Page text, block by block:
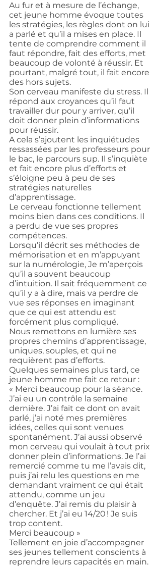
Au fur et à mesure de l’échange,
cet jeune homme évoque toutes
les stratégies, les règles dont on lui
a parlé et qu’il a mises en place. Il
tente de comprendre comment il
faut répondre, fait des efforts, met
beaucoup de volonté à réussir. Et
pourtant, malgré tout, il fait encore
des hors sujets.
Son cerveau manifeste du stress. Il
répond aux croyances qu’il faut
travailler dur pour y arriver, qu’il
doit donner plein d’informations
pour réussir.
A cela s’ajoutent les inquiétudes
ressassées par les professeurs pour
le bac, le parcours sup. Il s’inquiète
et fait encore plus d’efforts et
s’éloigne peu à peu de ses
stratégies naturelles
d’apprentissage.
Le cerveau fonctionne tellement
moins bien dans ces conditions. Il
a perdu de vue ses propres
compétences.
Lorsqu’il décrit ses méthodes de
mémorisation et en m’appuyant
sur la numérologie, Je m’aperçois
qu’il a souvent beaucoup
d’intuition. Il sait fréquemment ce
qu’il y a à dire, mais va perdre de
vue ses réponses en imaginant
que ce qui est attendu est
forcément plus compliqué.
Nous remettons en lumière ses
propres chemins d’apprentissage,
uniques, souples, et qui ne
requièrent pas d’efforts.
Quelques semaines plus tard, ce
jeune homme me fait ce retour :
« Merci beaucoup pour la séance.
J’ai eu un contrôle la semaine
dernière. J’ai fait ce dont on avait
parlé, j’ai noté mes premières
idées, celles qui sont venues
spontanément. J’ai aussi observé
mon cerveau qui voulait à tout prix
donner plein d’informations. Je l’ai
remercié comme tu me l’avais dit,
puis j’ai relu les questions en me
demandant vraiment ce qui était
attendu, comme un jeu
d’enquête. J’ai remis du plaisir à
chercher. Et j’ai eu 14/20 ! Je suis
trop content.
Merci beaucoup »
Tellement en joie d’accompagner
ses jeunes tellement conscients à
reprendre leurs capacités en main.